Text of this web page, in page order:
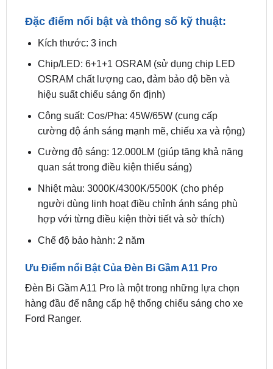
Đặc điểm nổi bật và thông số kỹ thuật:
Kích thước: 3 inch
Chip/LED: 6+1+1 OSRAM (sử dụng chip LED
OSRAM chất lượng cao, đảm bảo độ bền và
Công suất: Cos/Pha: 45W/65W (cung cấp
Cường độ sáng: 12.000LM (giúp tăng khả năng
quan sát trong điều kiện thiếu sáng)
Nhiệt màu: 3000K/4300K/5500K (cho phép
hợp với từng điều kiện thời tiết và sở thích)
Chế độ bảo hành: 2 năm
Ưu Điểm nổi Bật Của Đèn Bi Gầm A11 Pro